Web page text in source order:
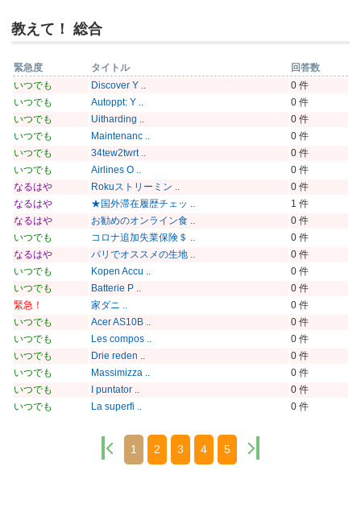
教えて！ 総合
緊急度 タイトル
回答数
いつでも
Discover Y ..
0 件
いつでも
Autoppt: Y ..
0 件
いつでも
Uitharding ..
0 件
いつでも
Maintenanc ..
0 件
いつでも
34tew2twrt ..
0 件
いつでも
Airlines O ..
0 件
なるはや
Rokuストリーミン ..
0 件
なるはや
★国外滞在履歴チェッ ..
1 件
なるはや
お勧めのオンライン食 ..
0 件
いつでも
コロナ追加失業保険＄ ..
0 件
なるはや
パリでオススメの生地 ..
0 件
いつでも
Kopen Accu ..
0 件
いつでも
Batterie P ..
0 件
緊急！
家ダニ ..
0 件
いつでも
Acer AS10B ..
0 件
いつでも
Les compos ..
0 件
いつでも
Drie reden ..
0 件
いつでも
Massimizza ..
0 件
いつでも
I puntator ..
0 件
いつでも
La superfi .. 0 件
1 2 3 4 5